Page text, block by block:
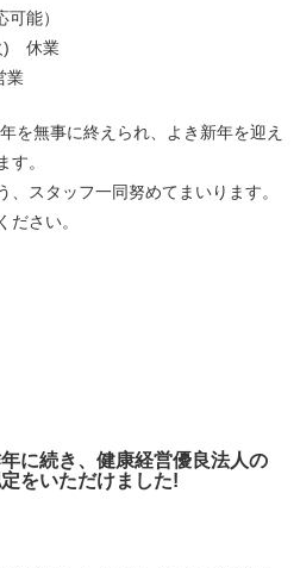
お電話対応可能）
) 休業
業
を無事に終えられ、よき新年を迎え
す。
スタッフ一同努めてまいります。
ださい。
年に続き、健康経営優良法人の
をいただけました!